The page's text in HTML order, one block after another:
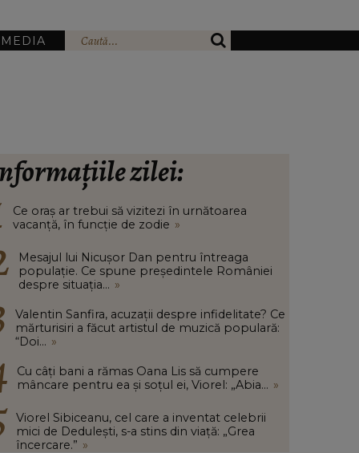
zilei:
Ce oraș ar trebui să vizitezi în urnătoarea
vacanță, în funcție de zodie »
Mesajul lui Nicușor Dan pentru întreaga
populație. Ce spune președintele României
despre situația... »
Valentin Sanfira, acuzații despre infidelitate? Ce
mărturisiri a făcut artistul de muzică populară:
“Doi... »
Cu câți bani a rămas Oana Lis să cumpere
mâncare pentru ea și soțul ei, Viorel: „Abia... »
Viorel Sibiceanu, cel care a inventat celebrii
mici de Dedulești, s-a stins din viață: „Grea
încercare.” »